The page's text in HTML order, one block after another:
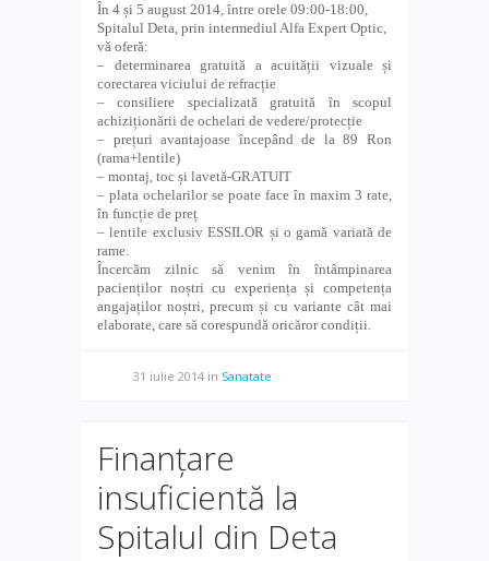
În 4 și 5 august 2014, între orele 09:00-18:00,
Spitalul Deta, prin intermediul Alfa Expert Optic,
vă oferă:
– determinarea gratuită a acuității vizuale și
corectarea viciului de refracție
– consiliere specializată gratuită în scopul
achiziționării de ochelari de vedere/protecție
– prețuri avantajoase începând de la 89 Ron
(rama+lentile)
– montaj, toc și lavetă-GRATUIT
– plata ochelarilor se poate face în maxim 3 rate,
în funcție de preț
– lentile exclusiv ESSILOR și o gamă variată de
rame.
Încercăm zilnic să venim în întâmpinarea
pacienților noștri cu experiența și competența
angajaților noștri, precum și cu variante cât mai
elaborate, care să corespundă oricăror condiții.
31 iulie 2014 in Sanatate
Finanțare
insuficientă la
Spitalul din Deta